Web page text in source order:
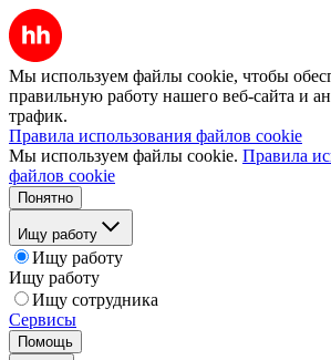
Мы используем файлы cookie, чтобы
правильную работу нашего веб-сайта и
трафик.
Правила использования файлов cookie
Мы используем файлы cookie. Правила
файлов cookie
Понятно
Ищу работу
Ищу работу
Ищу работу
Ищу сотрудника
Сервисы
Помощь